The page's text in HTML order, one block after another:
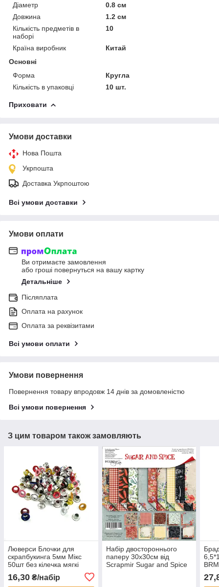
Діаметр
0.8 см
Довжина
1.2 см
Кількість предметів в
наборі
10
Країна виробник
Китай
Основні
Форма
Кругла
Кількість в упаковці
10 шт.
Приховати
Умови доставки
Нова Пошта
Укрпошта
Доставка Укрпоштою
Всі умови доставки
Умови оплати
Ви отримаєте замовлення
або гроші повернуться на вашу картку
Детальніше
Післяплата
Оплата на рахунок
Оплата за реквізитами
Всі умови оплати
Умови повернення
Повернення товару впродовж 14 днів за домовленістю
Всі умови повернення
З цим товаром також замовляють
Люверси Блочки для
скрапбукинга 5мм Мікс
50шт без кілечка мягкі
16,30 ₴/набір
Набір двостороннього
паперу 30х30см від
Scrapmir Sugar and Spice